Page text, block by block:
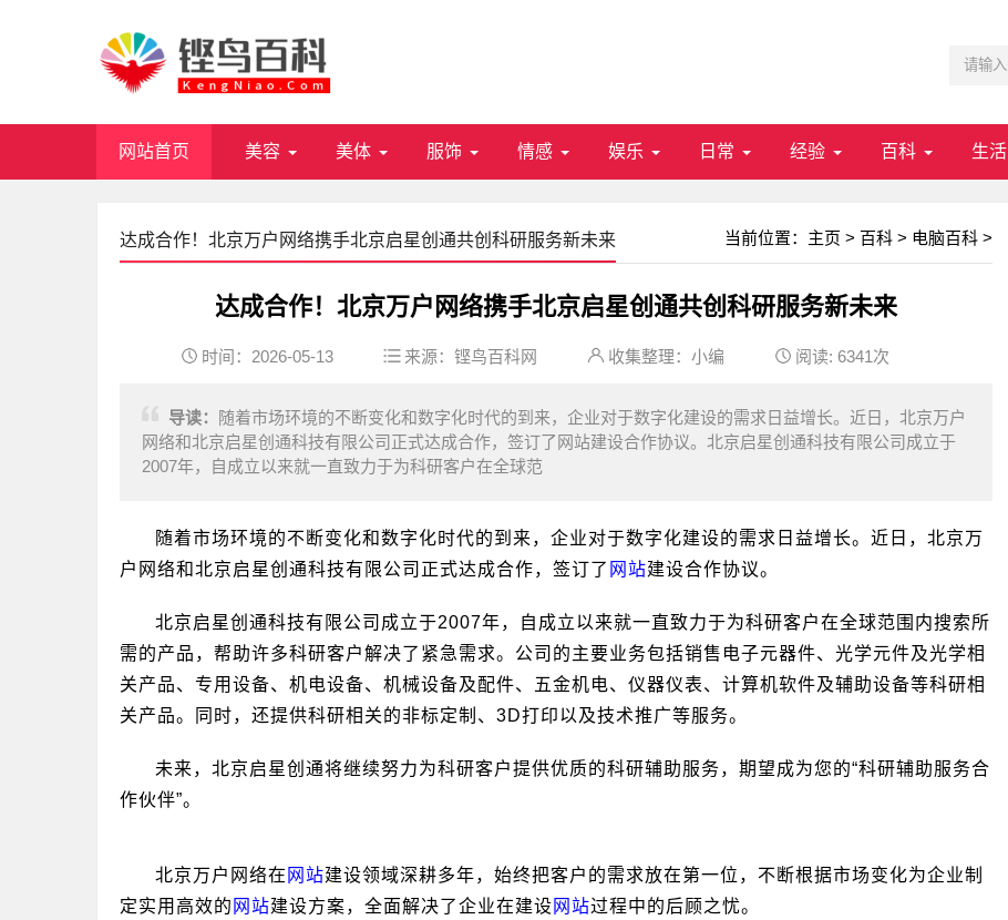
网站首页 美容 美体 服饰 情感 娱乐 日常 经验 百科 生活
当前位置： 主页 > 百科 > 电脑百科 >
达成合作！北京万户网络携手北京启星创通共创科研服务新未来
达成合作！北京万户网络携手北京启星创通共创科研服务新未来
时间：2026-05-13 来源： 铿鸟百科网 收集整理：小编 阅读: 6341次
导读：
随着市场环境的不断变化和数字化时代的到来，企业对于数字化建设的需求日益增长。近日，北京万户
网络和北京启星创通科技有限公司正式达成合作，签订了网站建设合作协议。北京启星创通科技有限公司成立于
2007年，自成立以来就一直致力于为科研客户在全球范
随着市场环境的不断变化和数字化时代的到来，企业对于数字化建设的需求日益增长。近日，北京万
户网络和北京启星创通科技有限公司正式达成合作，签订了 网站建设合作协议。
北京启星创通科技有限公司成立于2007年，自成立以来就一直致力于为科研客户在全球范围内搜索所
需的产品，帮助许多科研客户解决了紧急需求。公司的主要业务包括销售电子元器件、光学元件及光学相
关产品、专用设备、机电设备、机械设备及配件、五金机电、仪器仪表、计算机软件及辅助设备等科研相
关产品。同时，还提供科研相关的非标定制、3D打印以及技术推广等服务。
未来，北京启星创通将继续努力为科研客户提供优质的科研辅助服务，期望成为您的“科研辅助服务合
作伙伴”。
北京万户网络在 网站建设领域深耕多年，始终把客户的需求放在第一位，不断根据市场变化为企业制
定实用高效的 网站建设方案，全面解决了企业在建设 网站过程中的后顾之忧。